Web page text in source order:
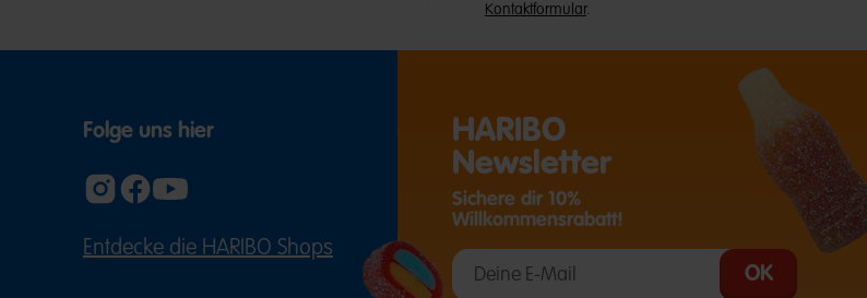
Kontaktformular.
Folge uns hier
Entdecke die HARIBO Shops (ÖFFNET EINE EXTERNE SEITE IN EINEM NEUEN TAB)
HARIBO
Newsletter
Sichere dir 10%
Willkommensrabatt!